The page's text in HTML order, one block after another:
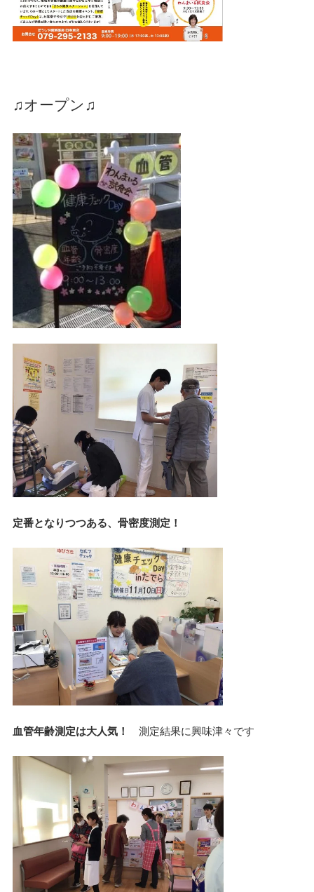
♫オープン♫
定番となりつつある、骨密度測定！
血管年齢測定は大人気！ 測定結果に興味津々です